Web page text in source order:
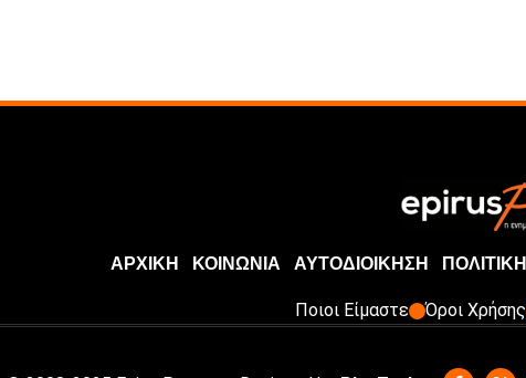
ΑΡΧΙΚΗ ΚΟΙΝΩΝΙΑ ΑΥΤΟΔΙΟΙΚΗΣΗ ΠΟΛΙΤΙΚΗ
Ποιοι Είμαστε Όροι Χρήσης